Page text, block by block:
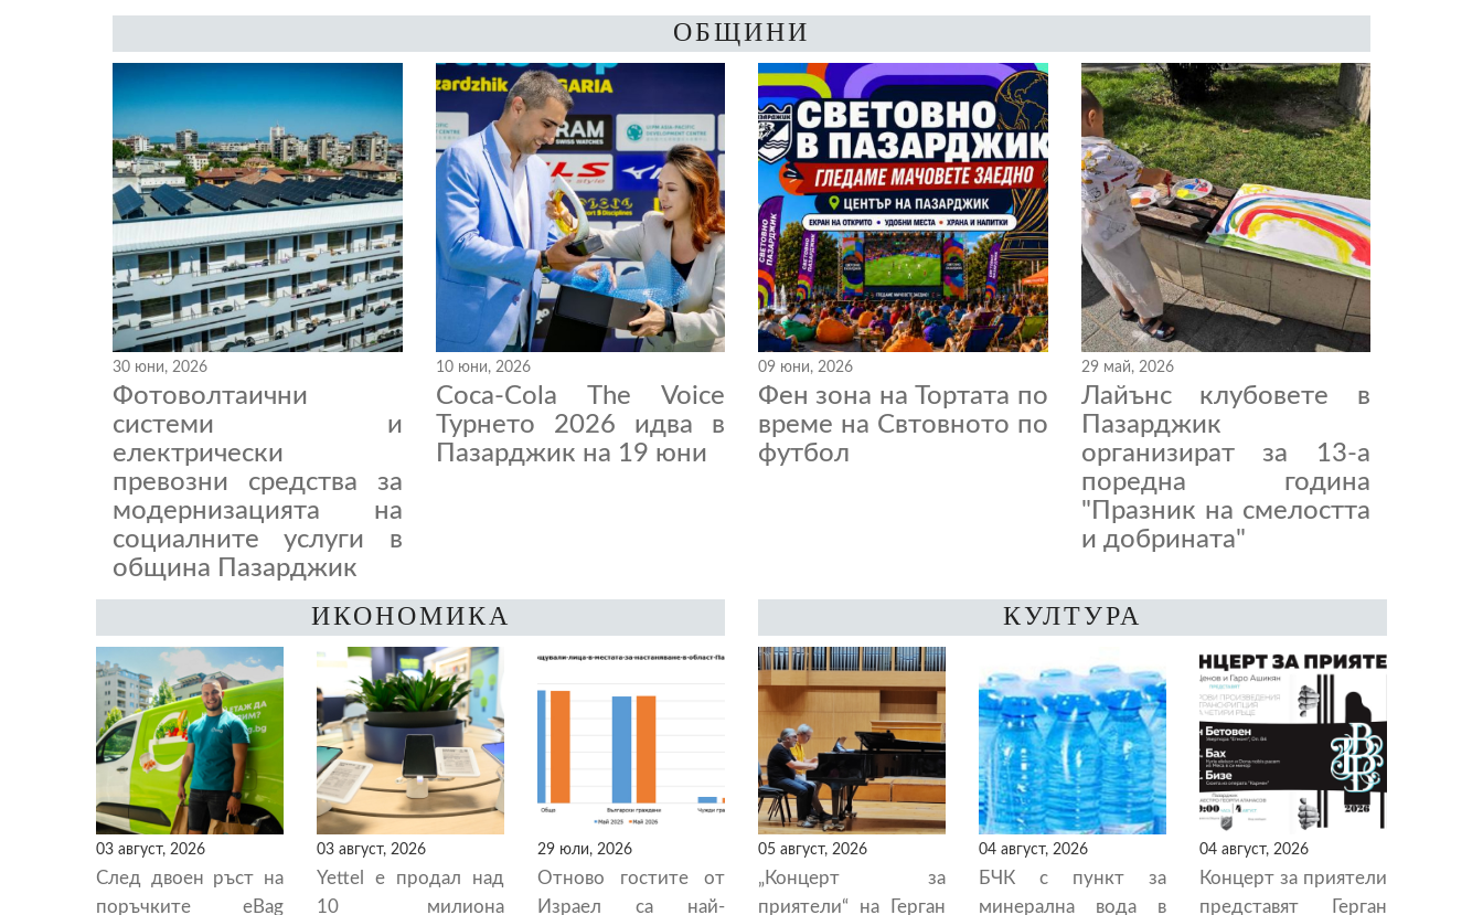
ОБЩИНИ
30 юни, 2026
Фотоволтаични
системи и
електрически
превозни средства за
модернизацията на
социалните услуги в
община Пазарджик
10 юни, 2026
Coca-Cola The Voice
Турнето 2026 идва в
Пазарджик на 19 юни
09 юни, 2026
Фен зона на Тортата по
време на Свтовното по
футбол
29 май, 2026
Лайънс клубовете в
Пазарджик
организират за 13-а
поредна година
"Празник на смелостта
и добрината"
ИКОНОМИКА
03 август, 2026
След двоен ръст на
поръчките eBag
03 август, 2026
Yettel е продал над
10 милиона
29 юли, 2026
Отново гостите от
Израел са най-
КУЛТУРА
05 август, 2026
„Концерт за
приятели“ на Герган
04 август, 2026
БЧК с пункт за
минерална вода в
04 август, 2026
Концерт за приятели
представят Герган